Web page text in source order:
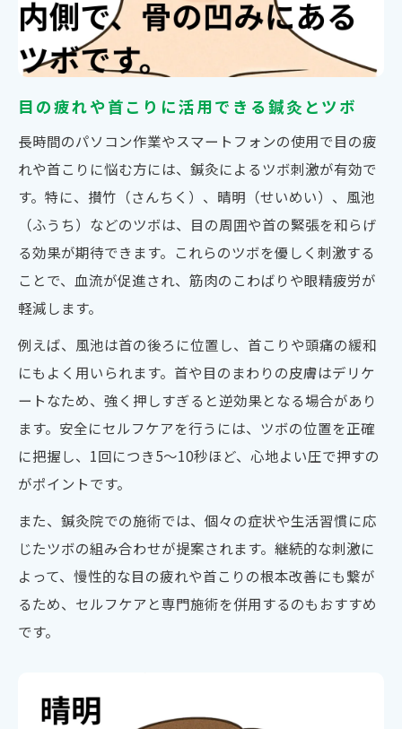
目の疲れや首こりに活用できる鍼灸とツボ
長時間のパソコン作業やスマートフォンの使用で目の疲
れや首こりに悩む方には、鍼灸によるツボ刺激が有効で
す。特に、攅竹（さんちく）、晴明（せいめい）、風池
（ふうち）などのツボは、目の周囲や首の緊張を和らげ
る効果が期待できます。これらのツボを優しく刺激する
ことで、血流が促進され、筋肉のこわばりや眼精疲労が
軽減します。
例えば、風池は首の後ろに位置し、首こりや頭痛の緩和
にもよく用いられます。首や目のまわりの皮膚はデリケ
ートなため、強く押しすぎると逆効果となる場合があり
ます。安全にセルフケアを行うには、ツボの位置を正確
に把握し、1回につき5～10秒ほど、心地よい圧で押すの
がポイントです。
また、鍼灸院での施術では、個々の症状や生活習慣に応
じたツボの組み合わせが提案されます。継続的な刺激に
よって、慢性的な目の疲れや首こりの根本改善にも繋が
るため、セルフケアと専門施術を併用するのもおすすめ
です。